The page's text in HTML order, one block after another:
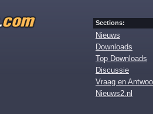
Sections:
Nieuws
Downloads
Top Downloads
Discussie
Vraag en
Nieuws2.nl